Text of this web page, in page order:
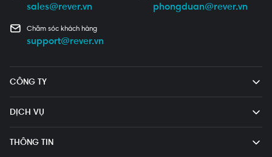
sales@rever.vn phongduan@rever.vn
Chăm sóc khách hàng
support@rever.vn
CÔNG TY
DỊCH VỤ
THÔNG TIN